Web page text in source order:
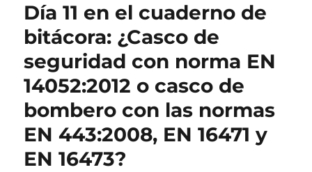
Día 11 en el cuaderno de
bitácora: ¿Casco de
seguridad con norma EN
14052:2012 o casco de
bombero con las normas
EN 443:2008, EN 16471 y
EN 16473?